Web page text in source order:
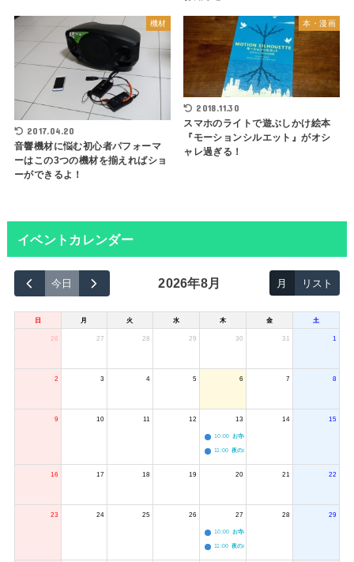
機材
2017.04.20
音響機材に悩む初心者パフォーマ
ーはこの3つの機材を揃えればショ
ーができるよ！
本・漫画
2018.11.30
スマホのライトで遊ぶしかけ絵本
『モーションシルエット』がオシ
ャレ過ぎる！
イベントカレンダー
今日 2026年8月 月 リスト
日 月 火 水 木 金 土
26 27 28 29 30 31 1
2 3 4 5 6 7 8
9 10 11 12 13
10:00 お寺のジャグリング教室
11:00 夜のボードゲーム会
14 15
16 17 18 19 20 21 22
23 24 25 26 27
10:00 お寺のジャグリング教室
11:00 夜のボードゲーム会
28 29